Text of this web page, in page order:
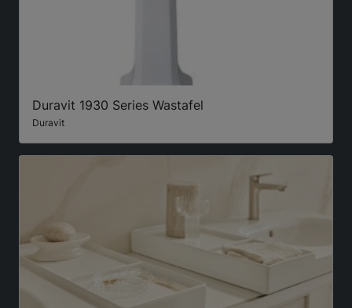
Duravit 1930 Series Wastafel
Duravit